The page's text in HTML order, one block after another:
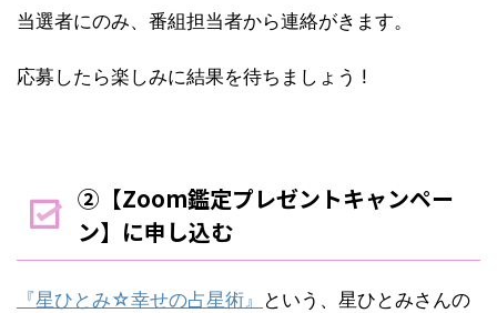
当選者にのみ、番組担当者から連絡がきます。
応募したら楽しみに結果を待ちましょう !
②【Zoom鑑定プレゼントキャンペー
ン】に申し込む
『星ひとみ☆幸せの占星術』
という、星ひとみさんの